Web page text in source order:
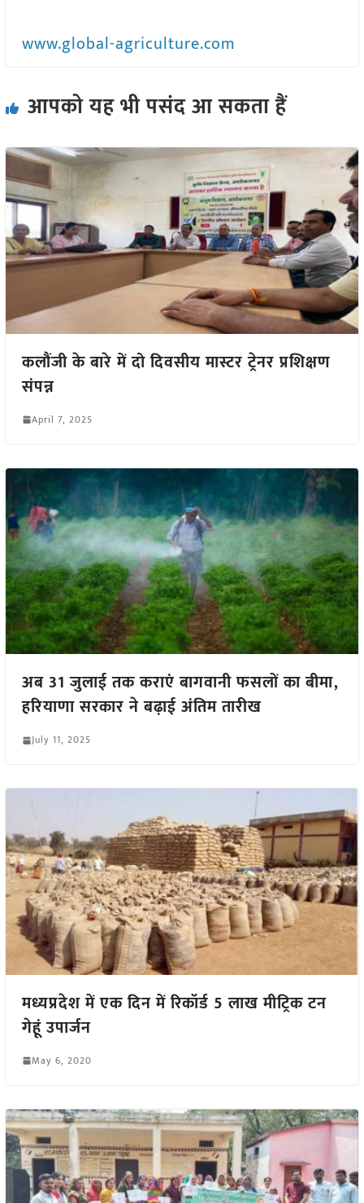
www.global-agriculture.com
आपको यह भी पसंद आ सकता हैं
कलौंजी के बारे में दो दिवसीय मास्टर ट्रेनर प्रशिक्षण
संपन्न
April 7, 2025
अब 31 जुलाई तक कराएं बागवानी फसलों का बीमा,
हरियाणा सरकार ने बढ़ाई अंतिम तारीख
July 11, 2025
मध्यप्रदेश में एक दिन में रिकॉर्ड 5 लाख मीट्रिक टन
गेहूं उपार्जन
May 6, 2020